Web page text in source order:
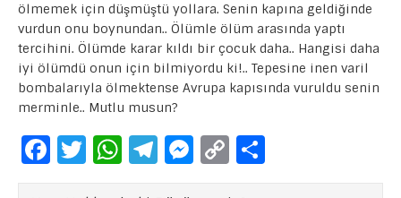
ölmemek için düşmüştü yollara. Senin kapına geldiğinde
vurdun onu boynundan.. Ölümle ölüm arasında yaptı
tercihini. Ölümde karar kıldı bir çocuk daha.. Hangisi daha
iyi ölümdü onun için bilmiyordu ki!.. Tepesine inen varil
bombalarıyla ölmektense Avrupa kapısında vuruldu senin
merminle.. Mutlu musun?
F
a
T
w
W
h
T
el
M
e
C
o h